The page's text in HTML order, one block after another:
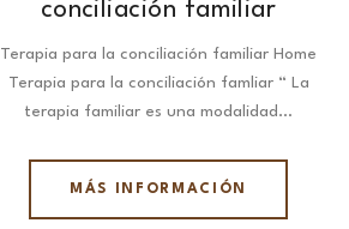
conciliación familiar
Terapia para la conciliación familiar Home
Terapia para la conciliación famliar “ La
terapia familiar es una modalidad…
MÁS INFORMACIÓN